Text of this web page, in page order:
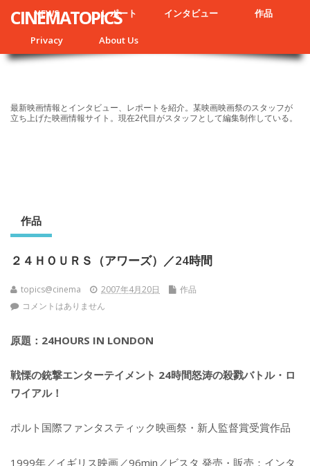
NEWS レポート インタビュー 作品
Privacy About Us
CINEMATOPICS
最新映画情報とインタビュー、レポートを紹介。某映画映画祭のスタッフが
立ち上げた映画情報サイト。現在2代目がスタッフとして編集制作している。
作品
２４ＨＯＵＲＳ（アワーズ）／24時間
topics@cinema 2007年4月20日
作品
コメントはありません
原題：24HOURS IN LONDON
戦慄の銃撃エンターテイメント 24時間怒涛の殺戮バトル・ロ
ワイアル！
ポルト国際ファンタスティック映画祭・新人監督賞受賞作品
1999年／イギリス映画／96min／ビスタ 発売・販売：インタ